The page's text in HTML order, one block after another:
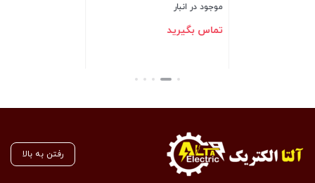
رفتن به بالا